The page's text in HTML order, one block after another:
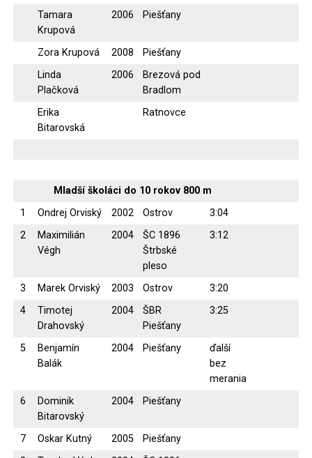
Tamara
Krupová
2006 Piešťany
Zora Krupová 2008
Piešťany
Linda
Plačková
2006
Brezová pod
Bradlom
Erika
Bitarovská
Ratnovce
Mladší školáci do 10 rokov 800 m
1
Ondrej Orviský 2002 Ostrov
3:04
2
Maximilián
Végh
2004
ŠC 1896
Štrbské
pleso
3:12
3 Marek Orviský 2003 Ostrov
3:20
4
Timotej
Drahovský
2004
ŠBR
Piešťany
3:25
5
Benjamín
Balák
2004 Piešťany
ďalší
bez
merania
6
Dominik
Bitarovský
2004 Piešťany
7 Oskar Kutný 2005
Piešťany